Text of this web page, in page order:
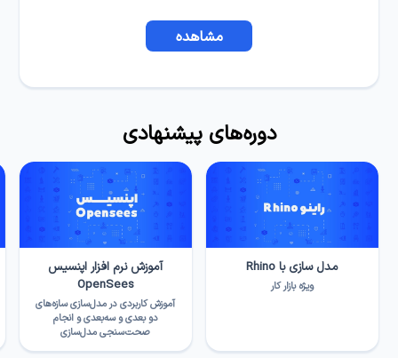
مشاهده
دوره‌های پیشنهادی
مدل سازی با Rhino
ویژه بازار کار
آموزش نرم افزار اپنسیس
OpenSees
آموزش کاربردی در مدل‌سازی سازه‌های
دو بعدی و سه‌بعدی و انجام
صحت‌سنجی مدل‌سازی